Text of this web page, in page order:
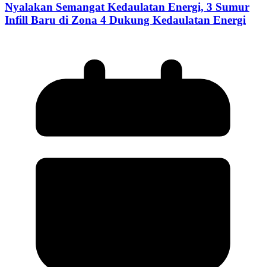
Nyalakan Semangat Kedaulatan Energi, 3 Sumur
Infill Baru di Zona 4 Dukung Kedaulatan Energi